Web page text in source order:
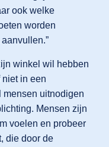
ook welke
worden
winkel wil hebben
niet in een
mensen uitnodigen
Mensen zijn
voelen en probeer
die door de